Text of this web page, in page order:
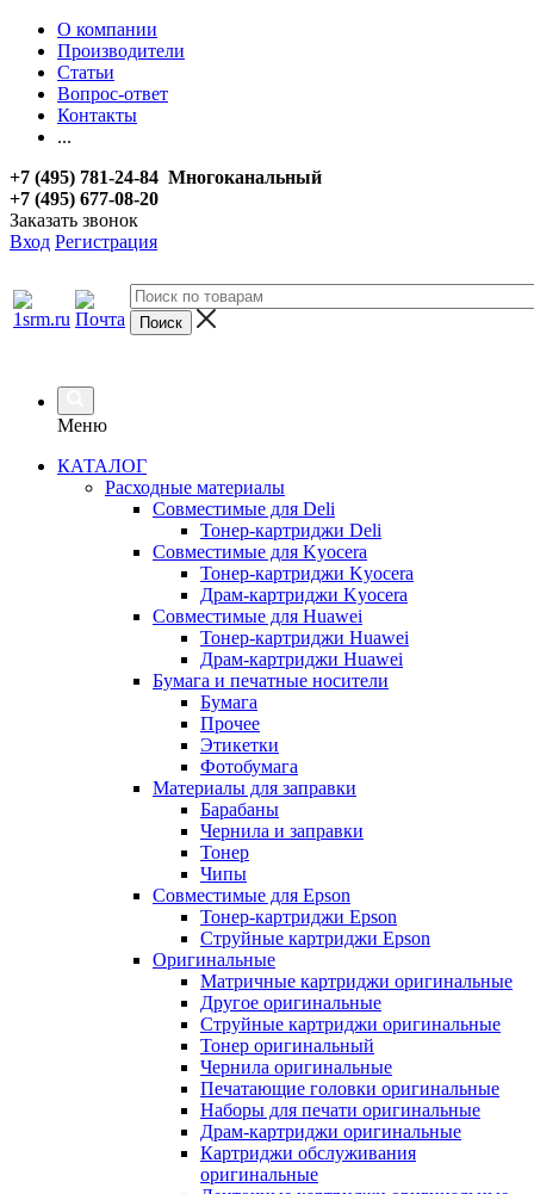
О компании
Производители
Статьи
Вопрос-ответ
Контакты
...
+7 (495) 781-24-84 Многоканальный
+7 (495) 677-08-20
Заказать звонок
Вход Регистрация
Меню
КАТАЛОГ
Расходные материалы
Совместимые для Deli
Тонер-картриджи Deli
Совместимые для Kyocera
Тонер-картриджи Kyocera
Драм-картриджи Kyocera
Совместимые для Huawei
Тонер-картриджи Huawei
Драм-картриджи Huawei
Бумага и печатные носители
Бумага
Прочее
Этикетки
Фотобумага
Материалы для заправки
Барабаны
Чернила и заправки
Тонер
Чипы
Совместимые для Epson
Тонер-картриджи Epson
Струйные картриджи Epson
Оригинальные
Матричные картриджи оригинальные
Другое оригинальные
Струйные картриджи оригинальные
Тонер оригинальный
Чернила оригинальные
Печатающие головки оригинальные
Наборы для печати оригинальные
Драм-картриджи оригинальные
Картриджи обслуживания
оригинальные